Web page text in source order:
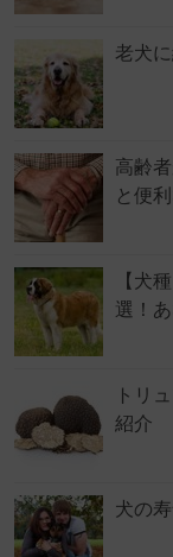
老犬
高齢
と便
【犬
選！
トリ
紹介
犬の